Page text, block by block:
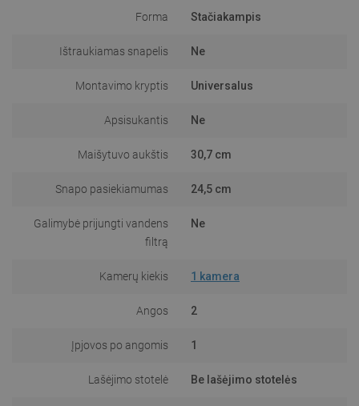
Forma Stačiakampis
Ištraukiamas snapelis Ne
Montavimo kryptis Universalus
Apsisukantis Ne
Maišytuvo aukštis 30,7 cm
Snapo pasiekiamumas 24,5 cm
Galimybė prijungti vandens
filtrą
Ne
Kamerų kiekis 1 kamera
Angos 2
Įpjovos po angomis 1
Lašėjimo stotelė Be lašėjimo stotelės